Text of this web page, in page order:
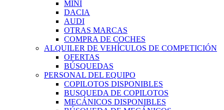
MINI
DACIA
AUDI
OTRAS MARCAS
COMPRA DE COCHES
ALQUILER DE VEHÍCULOS DE COMPETICIÓN
OFERTAS
BÚSQUEDAS
PERSONAL DEL EQUIPO
COPILOTOS DISPONIBLES
BUSQUEDA DE COPILOTOS
MECÁNICOS DISPONIBLES